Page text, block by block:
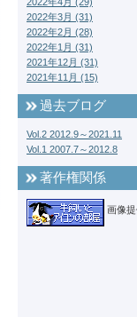
2022年3月 (31)
2022年2月 (28)
2022年1月 (31)
2021年12月 (31)
2021年11月 (15)
過去ブログ
Vol.2 2012.9～2021.11
Vol.1 2007.7～2012.8
著作権関係
画像